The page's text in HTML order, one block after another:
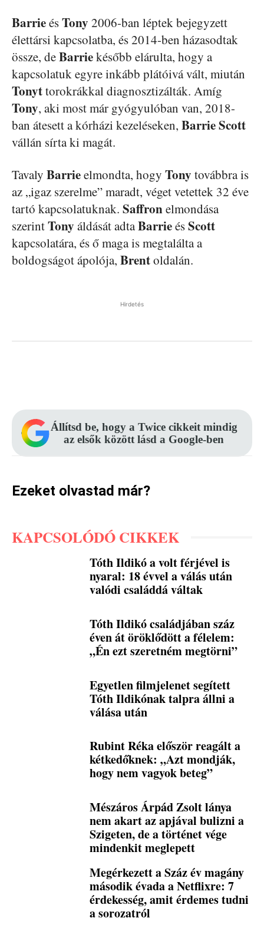
BarrieésTony 2006-ban léptek bejegyzett
élettársi kapcsolatba, és 2014-ben házasodtak
össze, deBarriekésőbb elárulta, hogy a
kapcsolatuk egyre inkább plátóivá vált, miután
Tonyttorokrákkal diagnosztizálták. Amíg
Tony, aki most már gyógyulóban van, 2018-
ban átesett a kórházi kezeléseken, Barrie Scott
vállán sírta ki magát.
Tavaly Barrieelmondta, hogy Tony továbbra is
az „igaz szerelme” maradt, véget vetettek 32 éve
tartó kapcsolatuknak. Saffronelmondása
szerintTony áldását adtaBarrieésScott
kapcsolatára, és ő maga is megtalálta a
boldogságot ápolója, Brentoldalán.
Hirdetés
Állítsd be, hogy a Twice cikkeit mindig
az elsők között lásd a Google-ben
Ezeket olvastad már?
KAPCSOLÓDÓ CIKKEK
Tóth Ildikó a volt férjével is
nyaral: 18 évvel a válás után
valódi családdá váltak
Tóth Ildikó családjában száz
éven át öröklődött a félelem:
„Én ezt szeretném megtörni”
Egyetlen filmjelenet segített
Tóth Ildikónak talpra állni a
válása után
Rubint Réka először reagált a
kétkedőknek: „Azt mondják,
hogy nem vagyok beteg”
Mészáros Árpád Zsolt lánya
nem akart az apjával bulizni a
Szigeten, de a történet vége
mindenkit meglepett
Megérkezett a Száz év magány
második évada a Netflixre: 7
érdekesség, amit érdemes tudni
a sorozatról